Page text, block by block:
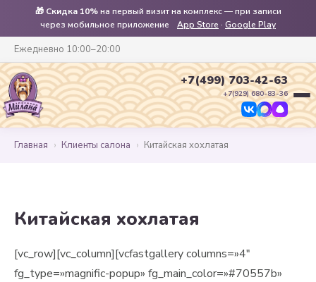
🎁 Скидка 10%на первый визит на комплекс — при записи
через мобильное приложение
App Store · Google Play
Ежедневно 10:00–20:00
+7(499) 703-42-63
+7(929) 680-83-36
Главная › Клиенты салона › Китайская хохлатая
Китайская хохлатая
[vc_row][vc_column][vcfastgallery columns=»4″
fg_type=»magnific-popup» fg_main_color=»#70557b»